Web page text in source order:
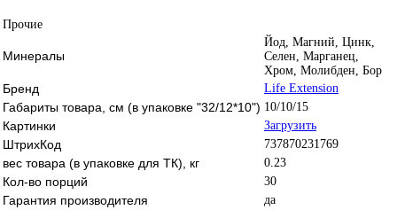
Прочие
Минералы
Йод, Магний, Цинк,
Селен, Марганец,
Хром, Молибден, Бор
Бренд Life Extension
Габариты товара, см (в упаковке "32/12*10") 10/10/15
Картинки Загрузить
ШтрихКод 737870231769
вес товара (в упаковке для ТК), кг 0.23
Кол-во порций 30
Гарантия производителя да